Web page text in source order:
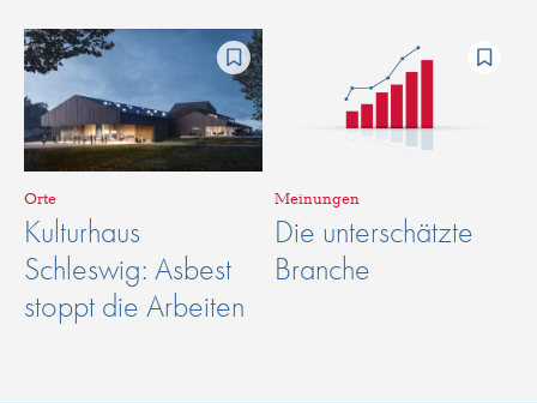
Orte
Kulturhaus
Schleswig: Asbest
stoppt die Arbeiten
Meinungen
Die unterschätzte
Branche